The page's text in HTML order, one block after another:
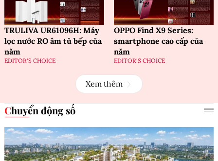
TRULIVA UR61096H: Máy
lọc nước RO âm tủ bếp của
năm
EDITOR'S CHOICE
OPPO Find X9 Series:
smartphone cao cấp của
năm
EDITOR'S CHOICE
Xem thêm
Chuyển động số